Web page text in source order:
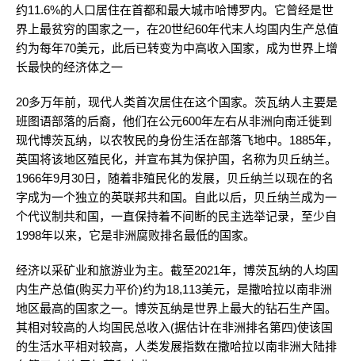
约11.6%的人口居住在首都和最大城市哈博罗内。它曾经是世
界上最贫穷的国家之一，在20世纪60年代末人均国内生产总值
约为每年70美元，此后已转变为中高收入国家，成为世界上增
长最快的经济体之一
20多万年前，现代人类首次居住在这个国家。茨瓦纳人主要是
班图语部落的后裔，他们在公元600年左右从非洲向南迁徙到
现代博茨瓦纳，以农牧民的身份生活在部落飞地中。1885年，
英国将该地区殖民化，并宣布其为保护国，名称为贝丘纳兰。
1966年9月30日，随着非殖民化的发展，贝丘纳兰以现在的名
字成为一个独立的英联邦共和国。自此以后，贝丘纳兰成为一
个代议制共和国，一直保持着不间断的民主选举记录，至少自
1998年以来，它是非洲腐败排名最低的国家。
经济以采矿业和旅游业为主。截至2021年，博茨瓦纳的人均国
内生产总值(购买力平价)约为18,113美元，是撒哈拉以南非洲
地区最高的国家之一。博茨瓦纳是世界上最大的钻石生产国。
其相对较高的人均国民总收入(据估计在非洲排名第四)使该国
的生活水平相对较高，人类发展指数在撒哈拉以南非洲大陆排